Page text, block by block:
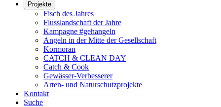
Projekte
Fisch des Jahres
Flusslandschaft der Jahre
Kampagne #gehangeln
Angeln in der Mitte der Gesellschaft
Kormoran
CATCH & CLEAN DAY
Catch & Cook
Gewässer-Verbesserer
Arten- und Naturschutzprojekte
Kontakt
Suche